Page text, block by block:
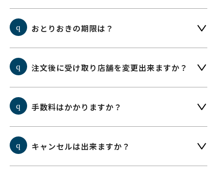
おとりおきの期限は？
注文後に受け取り店舗を変更出来ますか？
手数料はかかりますか？
キャンセルは出来ますか？